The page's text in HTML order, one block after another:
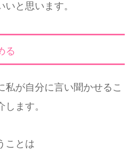
いと思い ます。
る
私が自分に言い聞かせるこ
ます。
ことは